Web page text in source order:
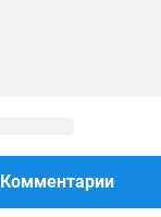
Комментарии